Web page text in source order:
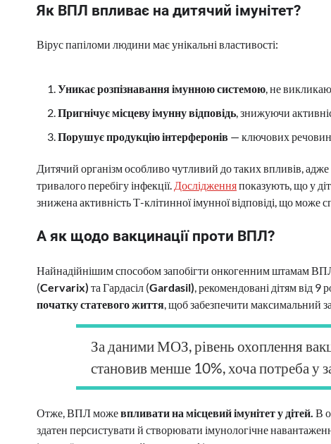
Як ВПЛ впливає на дитячий імунітет?
Вірус папіломи людини має унікальні властивості:
Уникає розпізнавання імунною системою, не
Пригнічує місцеву імунну відповідь, знижуючи
Порушує продукцію інтерферонів — ключових речовин,
Дитячий організм особливо чутливий до таких впливів, адже
тривалого перебігу інфекції. Дослідженняпоказують, що у
знижена активність Т-клітинної імунної відповіді, що
А як щодо вакцинації проти ВПЛ?
Найнадійнішим способом запобігти онкогенним штамам ВПЛ
(Cervarix) та Гардасіл (Gardasil), рекомендовані дітям від
початку статевого життя, щоб забезпечити максимальний
За даними МОЗ, рівень охоплення
становив менше 10%, хоча потреба у
Отже, ВПЛ можевпливати на місцевий імунітет у дітей. В
здатен персистувати й створювати імунологічне